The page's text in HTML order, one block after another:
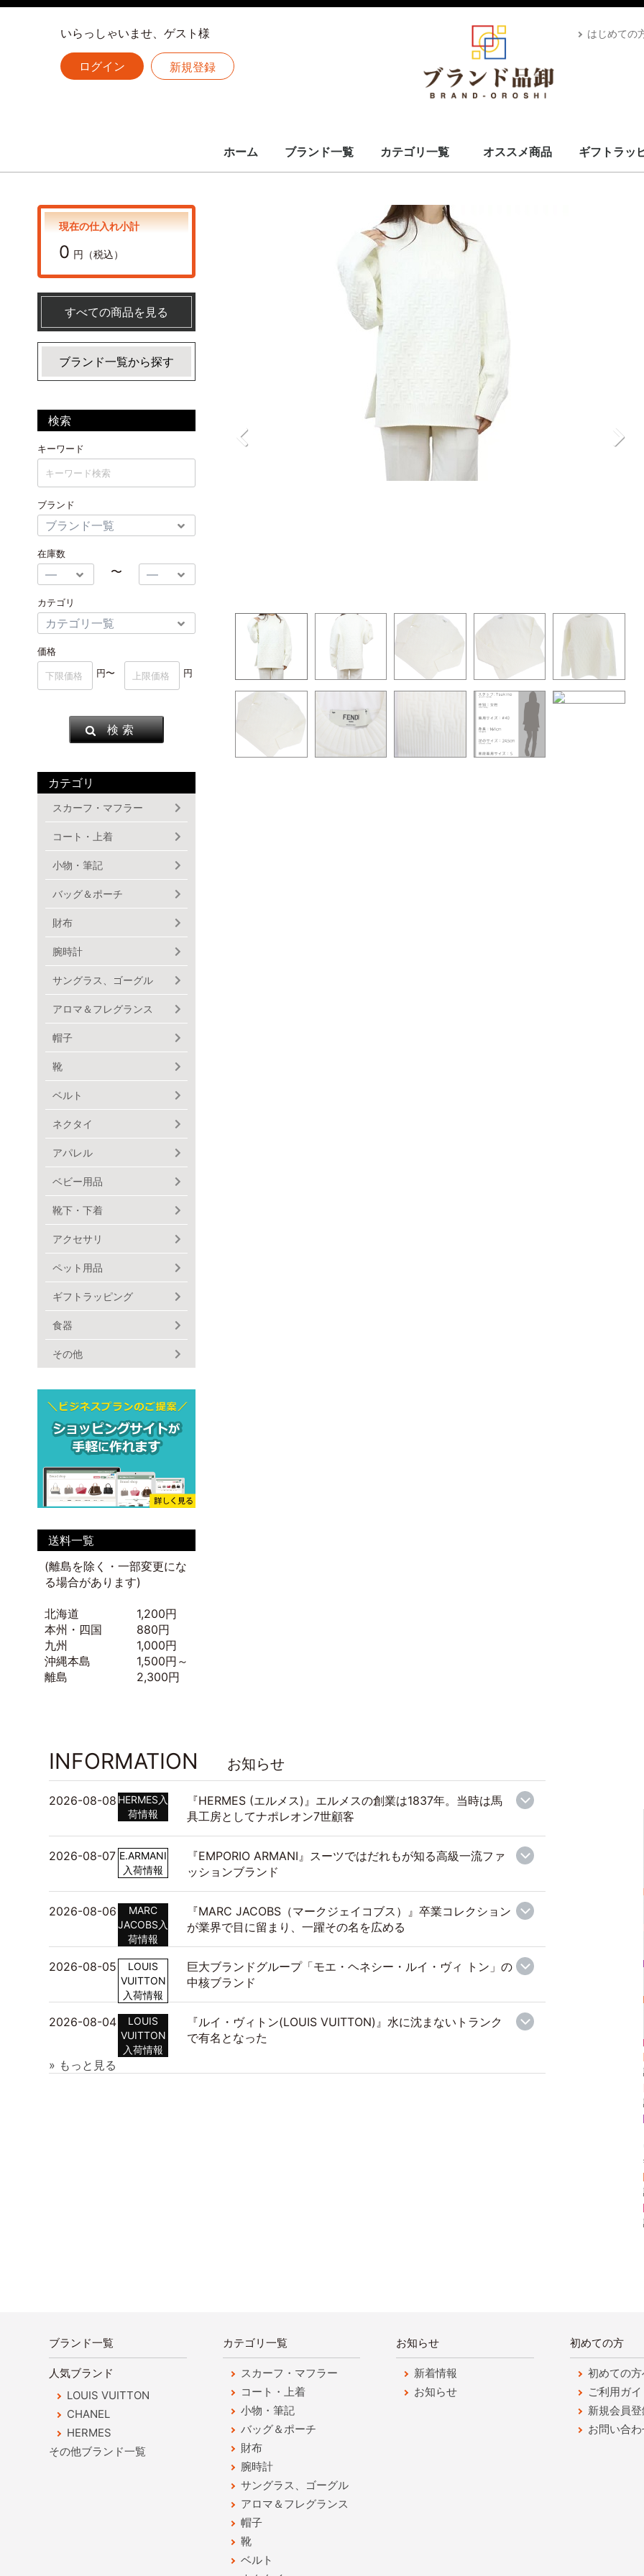
いらっしゃいませ、ゲスト様
ログイン 新規登録
はじめての
ホーム ブランド一覧 カテゴリ一覧
スカーフ・マフラー
コート・上着
小物・筆記
バッグ＆ポーチ
財布
腕時計
サングラス、ゴーグル
アロマ＆フレグランス
帽子
靴
ベルト
ネクタイ
アパレル
ベビー用品
靴下・下着
アクセサリ
ペット用品
ギフトラッピング 食器
その他
ALEXANDRE DE PARIS
BRIEFING FONDATION LOUIS VUITTON
CANADA GOOSE
UGG
Stefano Corsini
CAPE HORN
ZANELLATO
IL BISONTE
Vivienne Westwood
GIANNI CHIARINI
CARBOTTI
THENORTHFACE
Advisor
Kahler
Arabia
PATOU
Mackage
Satellite
Carhartt
Banyan's Visa Bay
CUTTER&BUCK
MARKET
PHARMACY
MC2 SAINT
GIORGIO ARMANI
STONEISLAND
YUZEFI
J&M DAVIDSON
Vivienne Westwood
14BROS
STAMERRA
SEE BY CHLOE
PENDLETON
OPENING CEREMONY
MSGM
LACOSTE
Kiton
KAPPA GOLF
HYDROGEN
本間ゴルフ
GOLDEN GOOSE
FRED PERRY
EA7
DROLE DE MONSIEUR
CULTI
Conklin
BUNNIES BY THE BAY
BRUNELLO CUCINELLI
Brioni
BROOKLYN HAT
AVentiQuattrore
ARMANI EXCHANGEADIDAS BY STELLA MCCARTNEY
APEDE MOD
VALEXTRA
MM6
MAISON KITSUNE
ISABEL MARANT
Sara Burglar
Zeus+Dione
Alexander McQueen
MaxMara
Maison Margiela
NIKE
ROLEX
AMI PARIS
JIL SANDER
TOD's
OFF-WHITE
Chloé
MARNI
STELLA MCCARTNEY
CELINE
Karl Lagerfeld
MOOSE KNUCKLES
CANADA GOOSE COMME des GARÇONS
BALMAIN
KENZO
TOM FORD
LOEWE
USED
Dr.Martens
GREGORY
TOMMY HILFIGER
CHARLES JOURDAN
MISSONI
VERSACE
LANVAN
Lunaria Cashmere
WOOLRICH
Côte&Ciel
MONTECORE
MONCLER
MARIMEKKO
DIOR
MIUMIU
Ray-Ban
POLICE
LAVENHAM
VALENTINO
IL BISONTE
HUGO BOSS
TATRAS
Le Sport sac
GOYARD
GIVENCHY
FRANKIE MORELLO
BORGIOLI
GHERARDINI
MARC JACOBS
OUTLET
TORY BURCH
DUVETICA
GLENROYAL
BVLGARI
BURBERRY
BERLUTI
BOTTEGA VENETA
BALENCIAGA
RALPH LAUREN
PRIMA CLASSE
PRADA
Paul Smith
MICHAEL KORS
LONGCHAMP
JIMMY CHOO
JACK SPADE
Jacques Britt
GUCCI
FURLA
FERRAGAMO
FENDI
FELISI
DUNHILL
DOLCE&GABBANA D&G
DIESEL
Di Giorgio
COACH
Christian Louboutin
CALVIN KLEIN
BALLY
CADINI
FEILER
BARK
MCM
Saint Laurent
Orobianco
EMPORIO ARMANI
HERMES
CHANEL
LOUIS VUITTON
オススメ商品 ギフトラッ
現在の仕入れ小計
0 円（税込）
すべての商品を見る
ブランド一覧から探す
検索
キーワード
ブランド
在庫数
〜
カテゴリ
価格
円〜
円
検 索
カテゴリ
スカーフ・マフラー
コート・上着
小物・筆記
バッグ＆ポーチ
財布
腕時計
サングラス、ゴーグル
アロマ＆フレグランス
帽子
靴
ベルト
ネクタイ
アパレル
ベビー用品
靴下・下着
アクセサリ
ペット用品
ギフトラッピング
食器
その他
送料一覧
(離島を除く・一部変更にな
る場合があります)
北海道 1,200円
本州・四国 880円
九州 1,000円
沖縄本島 1,500円～
離島 2,300円
INFORMATION お知らせ
2026-08-08 HERMES入
荷情報
『HERMES (エルメス)』エルメスの創業は1837年。当時は馬
具工房としてナポレオン7世顧客
2026-08-07 E.ARMANI
入荷情報
『EMPORIO ARMANI』スーツではだれもが知る高級一流ファ
ッションブランド
2026-08-06
MARC
JACOBS入
荷情報
『MARC JACOBS（マークジェイコブス）』卒業コレクション
が業界で目に留まり、一躍その名を広める
2026-08-05
LOUIS
VUITTON
入荷情報
巨大ブランドグループ「モエ・ヘネシー・ルイ・ヴィ トン」の
中核ブランド
2026-08-04
LOUIS
VUITTON
入荷情報
『ルイ・ヴィトン(LOUIS VUITTON)』水に沈まないトランク
で有名となった
» もっと見る
ブランド一覧
人気ブランド
LOUIS VUITTON
CHANEL
HERMES
その他ブランド一覧
カテゴリ一覧
スカーフ・マフラー
コート・上着
小物・筆記
バッグ＆ポーチ
財布
腕時計
サングラス、ゴーグル
アロマ＆フレグランス
帽子
靴
ベルト
お知らせ
新着情報
お知らせ
初めての方
初めての方
ご利用ガイ
新規会員
お問い合